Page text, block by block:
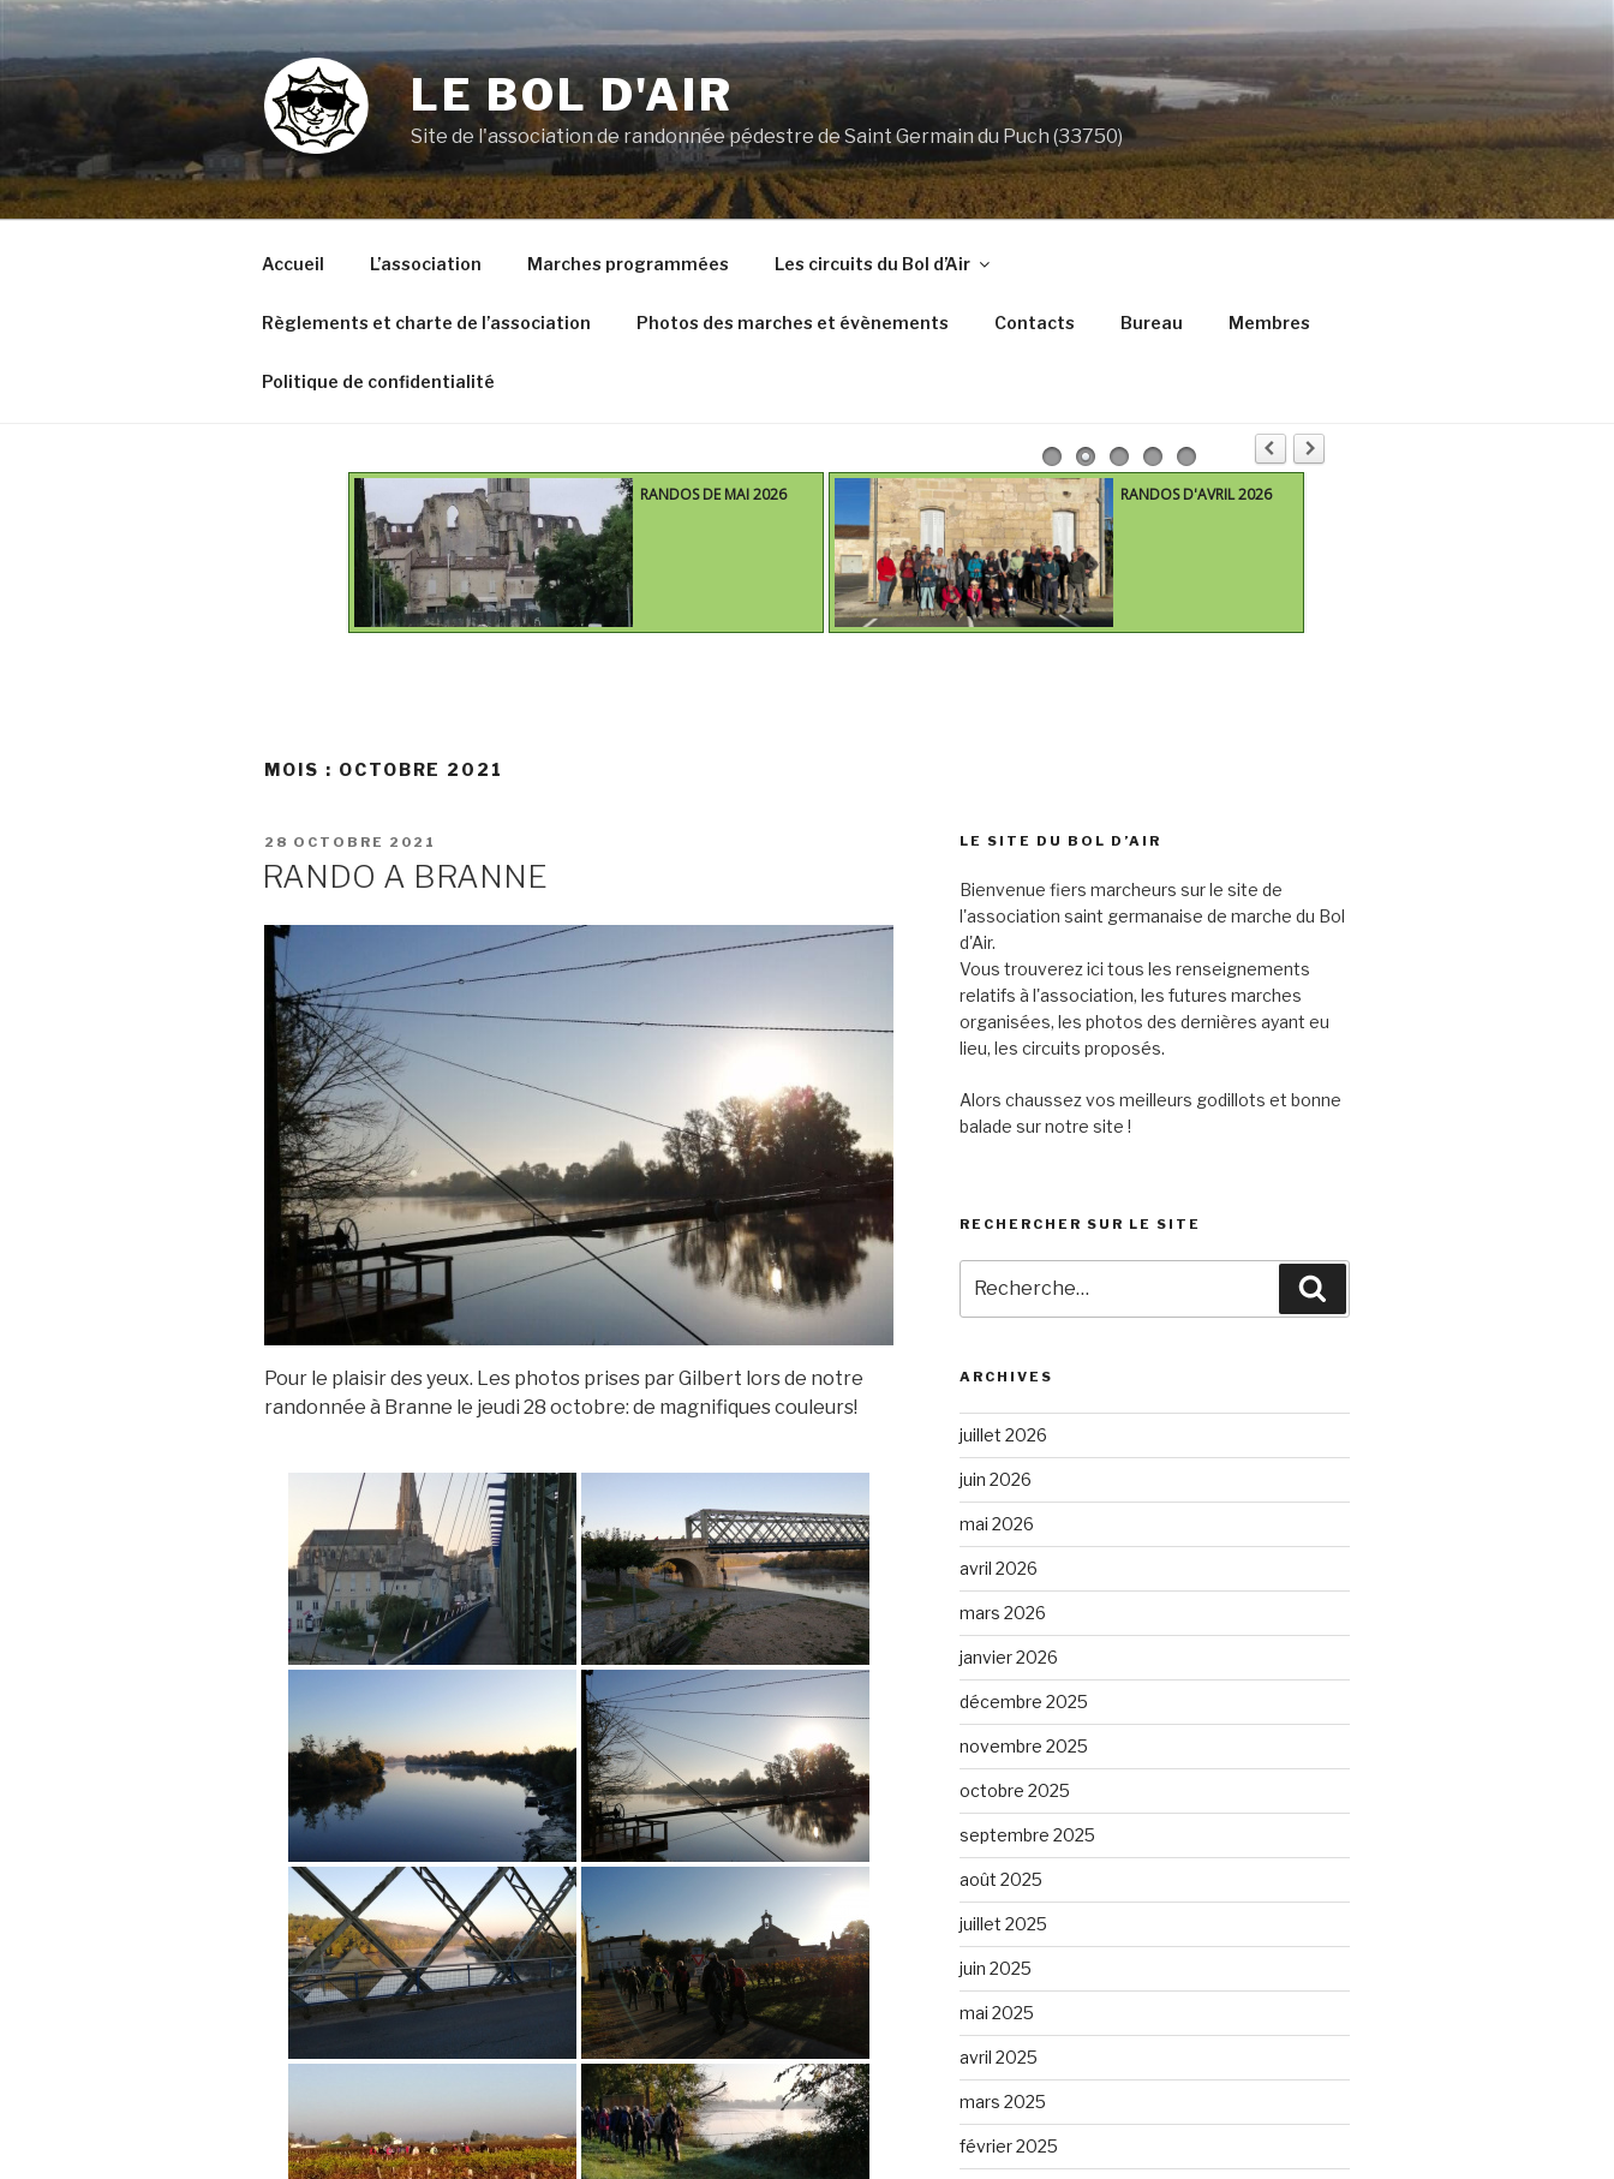
Aller
contenu
principal
LE BOL D'AIR
Site de l'association de randonnée pédestre de Saint Germain du Puch (33750)
Accueil L’association Marches programmées Les circuits du Bol d’Air
Règlements et charte de l’association Photos des marches et évènements Contacts Bureau Membres
Politique de confidentialité
RANDOS DE MAI 2026 RANDOS D'AVRIL 2026
MOIS : OCTOBRE 2021
PUBLIÉ
28 OCTOBRE 2021
RANDO A BRANNE
Pour le plaisir des yeux. Les photos prises par Gilbert lors de notre
randonnée à Branne le jeudi 28 octobre: de magnifiques couleurs!
LE SITE DU BOL D’AIR
Bienvenue fiers marcheurs sur le site de
l'association saint germanaise de marche du Bol
d'Air.
Vous trouverez ici tous les renseignements
relatifs à l'association, les futures marches
organisées, les photos des dernières ayant eu
lieu, les circuits proposés.
Alors chaussez vos meilleurs godillots et bonne
balade sur notre site !
RECHERCHER SUR LE SITE
pour
:
ARCHIVES
juillet 2026
juin 2026
mai 2026
avril 2026
mars 2026
janvier 2026
décembre 2025
novembre 2025
octobre 2025
septembre 2025
août 2025
juillet 2025
juin 2025
mai 2025
avril 2025
mars 2025
février 2025